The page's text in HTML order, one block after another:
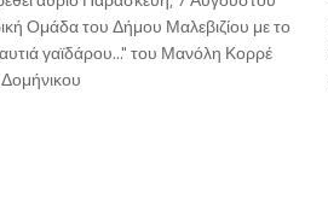
Ομάδα του Δήμου Μαλεβιζίου με το
γαϊδάρου..." του Μανόλη Κορρέ